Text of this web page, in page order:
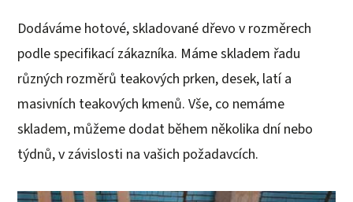
Dodáváme hotové, skladované dřevo v rozměrech
podle specifikací zákazníka. Máme skladem řadu
různých rozměrů teakových prken, desek, latí a
masivních teakových kmenů. Vše, co nemáme
skladem, můžeme dodat během několika dní nebo
týdnů, v závislosti na vašich požadavcích.